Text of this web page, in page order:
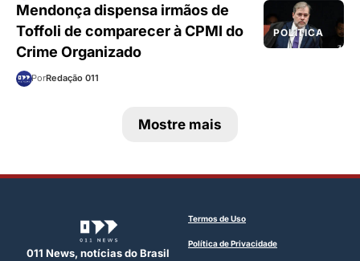
POLÍTICA
Mendonça dispensa irmãos de
Toffoli de comparecer à CPMI do
Crime Organizado
PorRedação 011
Mostre mais
011 News, notícias do Brasil
Termos de Uso
Política de Privacidade